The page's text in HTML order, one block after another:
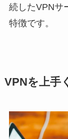
続したVPNサ
特徴です。
VPNを上手